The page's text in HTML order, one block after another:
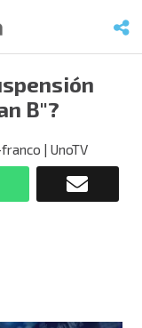
B"?
| UnoTV